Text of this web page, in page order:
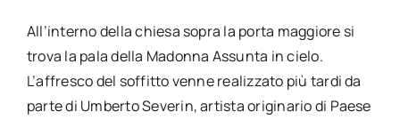
All’interno della chiesa sopra la porta maggiore si
trova la pala della Madonna Assunta in cielo.
L’affresco del soffitto venne realizzato più tardi da
parte di Umberto Severin, artista originario di Paese